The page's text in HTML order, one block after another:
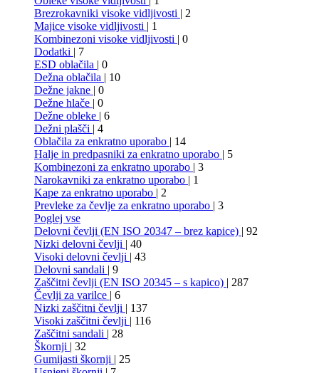
Brezrokavniki visoke vidljivosti | 2
Majice visoke vidljivosti | 1
Kombinezoni visoke vidljivosti | 0
Dodatki | 7
ESD oblačila | 0
Dežna oblačila | 10
Dežne jakne | 0
Dežne hlače | 0
Dežne obleke | 6
Dežni plašči | 4
Oblačila za enkratno uporabo | 14
Halje in predpasniki za enkratno uporabo | 5
Kombinezoni za enkratno uporabo | 3
Narokavniki za enkratno uporabo | 1
Kape za enkratno uporabo | 2
Prevleke za čevlje za enkratno uporabo | 3
Poglej vse
Delovni čevlji (EN ISO 20347 – brez kapice) | 92
Nizki delovni čevlji | 40
Visoki delovni čevlji | 43
Delovni sandali | 9
Zaščitni čevlji (EN ISO 20345 – s kapico) | 287
Čevlji za varilce | 6
Nizki zaščitni čevlji | 137
Visoki zaščitni čevlji | 116
Zaščitni sandali | 28
Škornji | 32
Gumijasti škornji | 25